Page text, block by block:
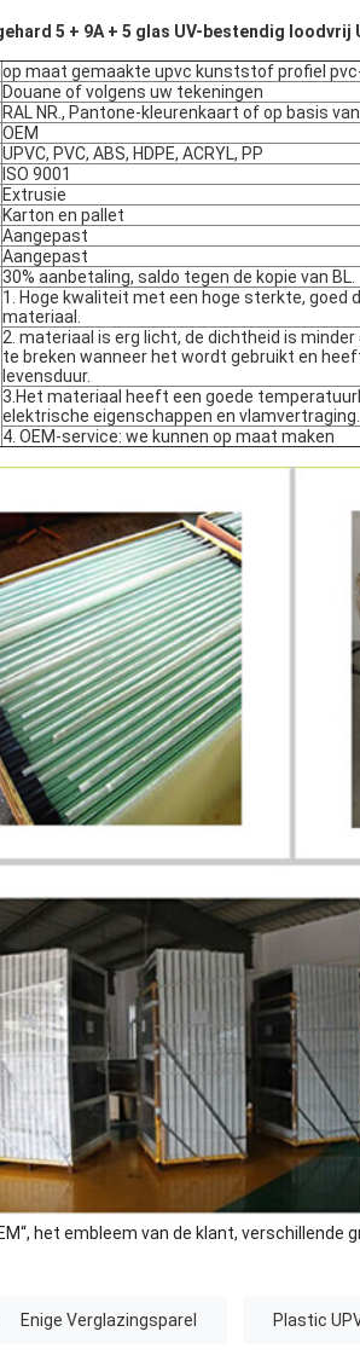
5 + 9A + 5 glas UV-bestendig loodvrij
op maat gemaakte upvc kunststof profiel
Douane of volgens uw tekeningen
RAL NR., Pantone-kleurenkaart of op basis
OEM
UPVC, PVC, ABS, HDPE, ACRYL, PP
ISO 9001
Extrusie
Karton en pallet
Aangepast
Aangepast
30% aanbetaling, saldo tegen de kopie van BL.
1. Hoge kwaliteit met een hoge sterkte,
materiaal.
2. materiaal is erg licht, de dichtheid is
te breken wanneer het wordt gebruikt en
levensduur.
3.Het materiaal heeft een goede
elektrische eigenschappen en vlamvertraging.
4. OEM-service: we kunnen op maat maken
het embleem van de klant,
Enige Verglazingsparel Plastic